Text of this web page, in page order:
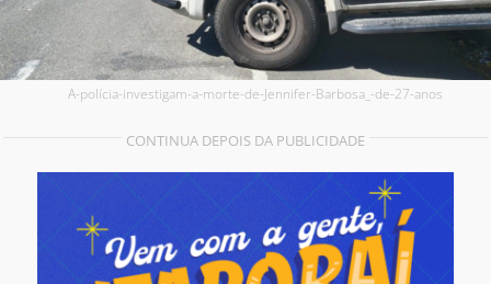
A-polícia-investigam-a-morte-de-Jennifer-Barbosa_-de-27-anos
CONTINUA DEPOIS DA PUBLICIDADE